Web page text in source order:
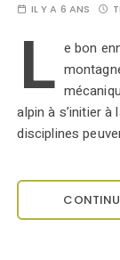
IL Y A 6 ANS
L e bon
alpin à s’initier
disciplines